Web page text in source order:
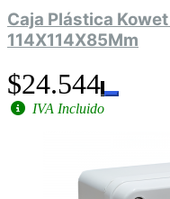
Caja Plástica
114X114X85Mm
$24.544
IVA Incluido